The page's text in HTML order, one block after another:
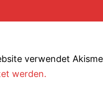
verwendet
werden.